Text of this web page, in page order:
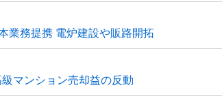
業務提携 電炉建設や販路開拓
マンション売却益の反動